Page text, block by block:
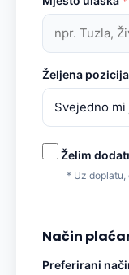
Željena pozicija
Želim
* Uz doplatu,
Način
Preferirani